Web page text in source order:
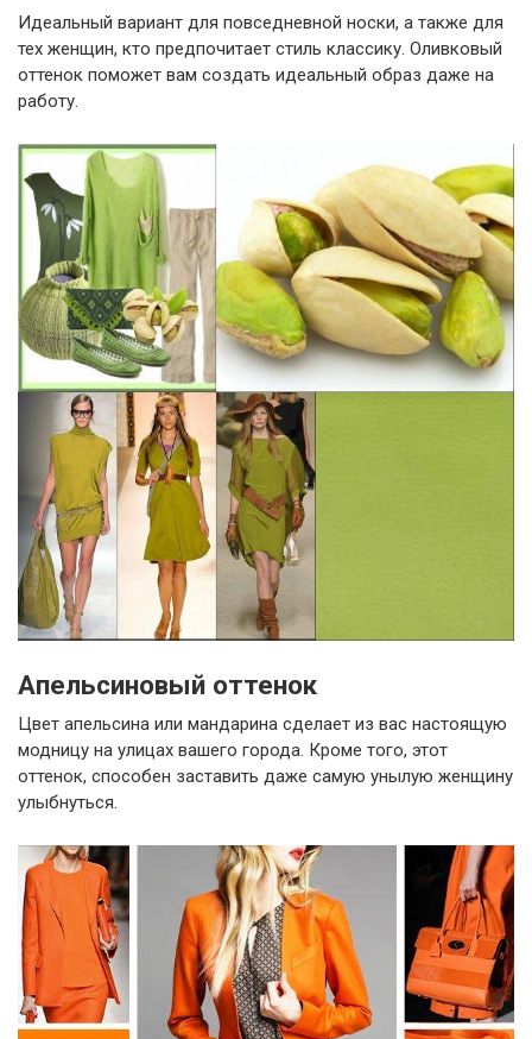
Идеальный вариант для повседневной носки, а также для
тех женщин, кто предпочитает стиль классику. Оливковый
оттенок поможет вам создать идеальный образ даже на
работу.
Апельсиновый оттенок
Цвет апельсина или мандарина сделает из вас настоящую
модницу на улицах вашего города. Кроме того, этот
оттенок, способен заставить даже самую унылую женщину
улыбнуться.